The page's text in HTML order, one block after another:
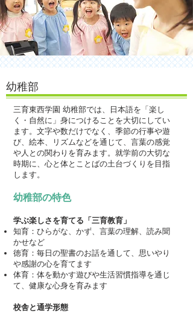
​幼稚部
三育東西学園 幼稚部では、日本語を「楽し
く・自然に」身につけることを大切にしてい
ます。文字や数だけでなく、季節の行事や遊
び、絵本、リズムなどを通じて、言葉の感覚
や人との関わりを育みます。就学前の大切な
時期に、心と体とことばの土台づくりを目指
します。
幼稚部の特色
学ぶ楽しさを育てる「三育教育」
知育：ひらがな、かず、言葉の理解、読み聞
かせなど
徳育：毎日の聖書のお話を通して、思いやり
や感謝の心を育てます
体育：体を動かす遊びや生活習慣指導を通じ
て、健康な心身を育みます
校舎と通学形態